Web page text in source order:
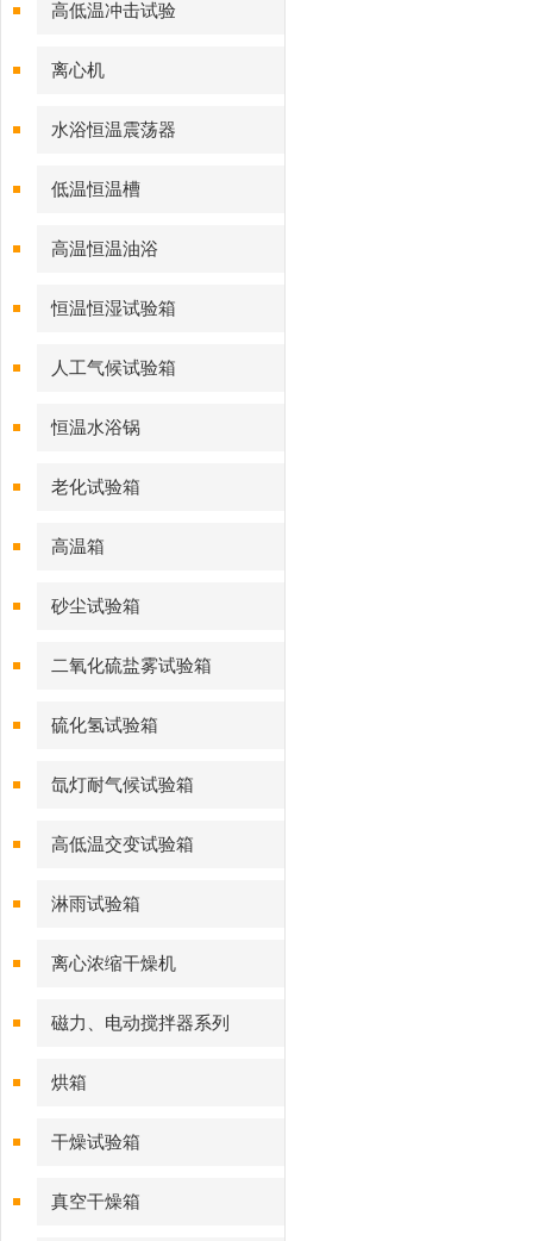
高低温冲击试验
离心机
水浴恒温震荡器
低温恒温槽
高温恒温油浴
恒温恒湿试验箱
人工气候试验箱
恒温水浴锅
老化试验箱
高温箱
砂尘试验箱
二氧化硫盐雾试验箱
硫化氢试验箱
氙灯耐气候试验箱
高低温交变试验箱
淋雨试验箱
离心浓缩干燥机
磁力、电动搅拌器系列
烘箱
干燥试验箱
真空干燥箱